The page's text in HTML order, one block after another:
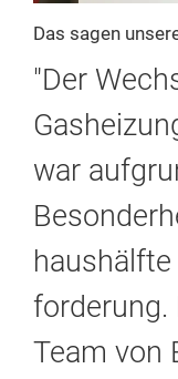
Das sagen
"Der
war
forderung.
Team von